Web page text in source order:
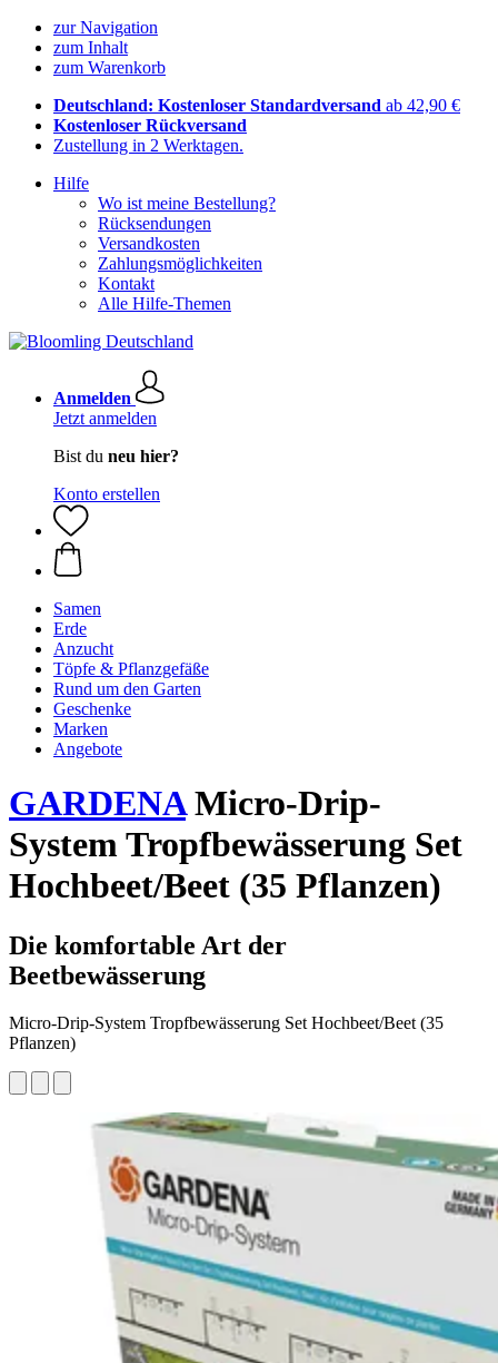
zur Navigation
zum Inhalt
zum Warenkorb
Deutschland: Kostenloser Standardversand ab 42,90 €
Kostenloser Rückversand
Zustellung in 2 Werktagen.
Hilfe
Wo ist meine Bestellung?
Rücksendungen
Versandkosten
Zahlungsmöglichkeiten
Kontakt
Alle Hilfe-Themen
Anmelden
Jetzt anmelden
Bist du neu hier?
Konto erstellen
Samen
Erde
Anzucht
Töpfe & Pflanzgefäße
Rund um den Garten
Geschenke
Marken
Angebote
GARDENAMicro-Drip-
System Tropfbewässerung Set
Hochbeet/Beet (35 Pflanzen)
Die komfortable Art der
Beetbewässerung
Micro-Drip-System Tropfbewässerung Set Hochbeet/Beet (35
Pflanzen)